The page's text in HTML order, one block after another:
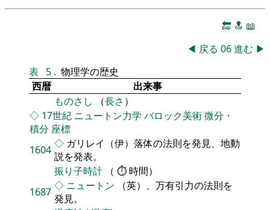
🔚 🔝 📖
◀ 戻る 06進む ▶
表
5 . 物理学の歴史
西暦
出来事
ものさし （長さ ）
◇ 17世紀 ニュートン力学 バロック美術微分・
積分 座標
1604 ◇ ガリレイ（伊）落体の法則を発見、地動
説を発表。
振り子時計 （ ⏱ 時間）
1687 ◇ ニュートン （英）、万有引力の法則を
発見。